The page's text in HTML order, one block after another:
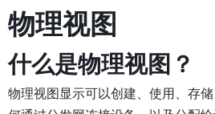
物理视图
什么是物理视图？
物理视图显示可以创建、使用、存